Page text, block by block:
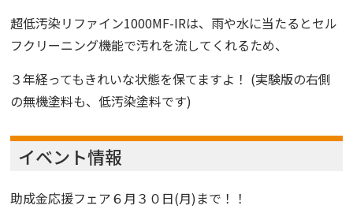
超低汚染リファイン1000MF-IRは、雨や水に当たるとセル
フクリーニング機能で汚れを流してくれるため、
３年経ってもきれいな状態を保てますよ！ (実験版の右側
の無機塗料も、低汚染塗料です)
イベント情報
助成金応援フェア６月３０日(月)まで！！